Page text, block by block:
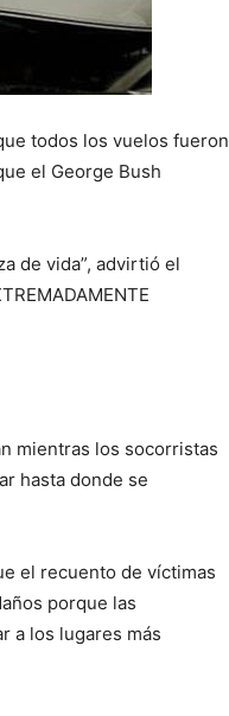
todos los vuelos fueron
el George Bush
de vida”, advirtió el
mientras los socorristas
hasta donde se
el recuento de víctimas
porque las
a los lugares más